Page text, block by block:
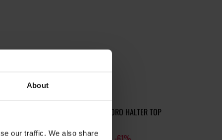
About
our traffic. We also share
ALOHA MORO HALTER TOP